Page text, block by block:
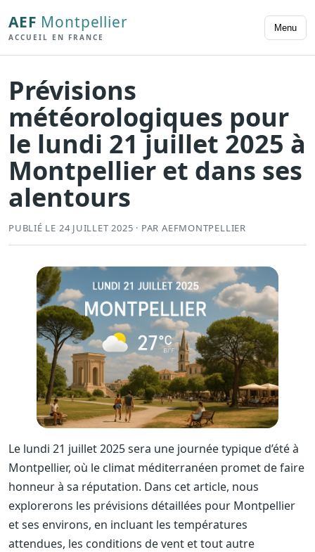
AEF Montpellier
ACCUEIL EN FRANCE
Menu
Prévisions
météorologiques pour
le lundi 21 juillet 2025 à
Montpellier et dans ses
alentours
PUBLIÉ LE 24 JUILLET 2025 · PAR AEFMONTPELLIER
Le lundi 21 juillet 2025 sera une journée typique d’été à
Montpellier, où le climat méditerranéen promet de faire
honneur à sa réputation. Dans cet article, nous
explorerons les prévisions détaillées pour Montpellier
et ses environs, en incluant les températures
attendues, les conditions de vent et tout autre